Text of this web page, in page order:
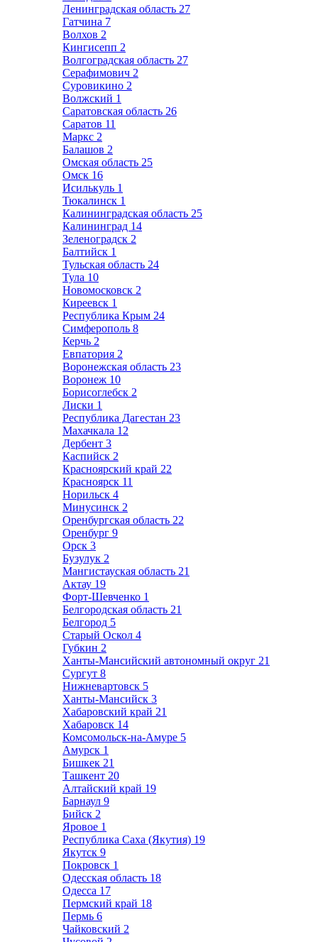
Ленинградская область 27
Гатчина 7
Волхов 2
Кингисепп 2
Волгоградская область 27
Серафимович 2
Суровикино 2
Волжский 1
Саратовская область 26
Саратов 11
Маркс 2
Балашов 2
Омская область 25
Омск 16
Исилькуль 1
Тюкалинск 1
Калининградская область 25
Калининград 14
Зеленоградск 2
Балтийск 1
Тульская область 24
Тула 10
Новомосковск 2
Киреевск 1
Республика Крым 24
Симферополь 8
Керчь 2
Евпатория 2
Воронежская область 23
Воронеж 10
Борисоглебск 2
Лиски 1
Республика Дагестан 23
Махачкала 12
Дербент 3
Каспийск 2
Красноярский край 22
Красноярск 11
Норильск 4
Минусинск 2
Оренбургская область 22
Оренбург 9
Орск 3
Бузулук 2
Мангистауская область 21
Актау 19
Форт-Шевченко 1
Белгородская область 21
Белгород 5
Старый Оскол 4
Губкин 2
Ханты-Мансийский автономный округ 21
Сургут 8
Нижневартовск 5
Ханты-Мансийск 3
Хабаровский край 21
Хабаровск 14
Комсомольск-на-Амуре 5
Амурск 1
Бишкек 21
Ташкент 20
Алтайский край 19
Барнаул 9
Бийск 2
Яровое 1
Республика Саха (Якутия) 19
Якутск 9
Покровск 1
Одесская область 18
Одесса 17
Пермский край 18
Пермь 6
Чайковский 2